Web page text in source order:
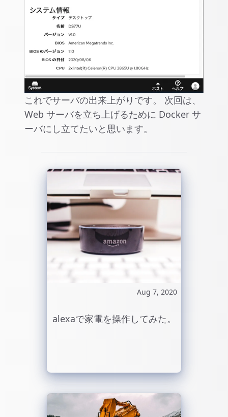
これでサーバの出来上がりです。 次回は、
Web サーバを立ち上げるために Docker サ
ーバにし立てたいと思います。
Aug 7, 2020
alexaで家電を操作してみた。